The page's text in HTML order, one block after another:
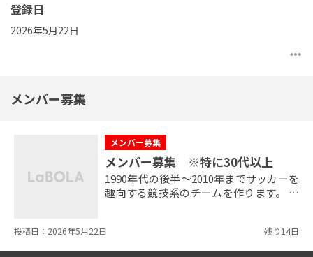
登録日
2026年5月22日
more_horiz
メンバー募集
メンバー募集
メンバー募集 ※特に30代以上
1990年代の後半〜2010年までサッカーを
趣向する競技系のチームを作ります。
ングスリーグに参加予定です。 参加ルー
ル・規約 価値観の相違を認められる方、
投稿日：2026年5月22日 残り14日